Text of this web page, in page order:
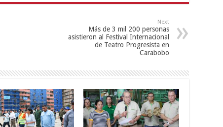
Next
Más de 3 mil 200 personas
asistieron al Festival Internacional
de Teatro Progresista en
Carabobo